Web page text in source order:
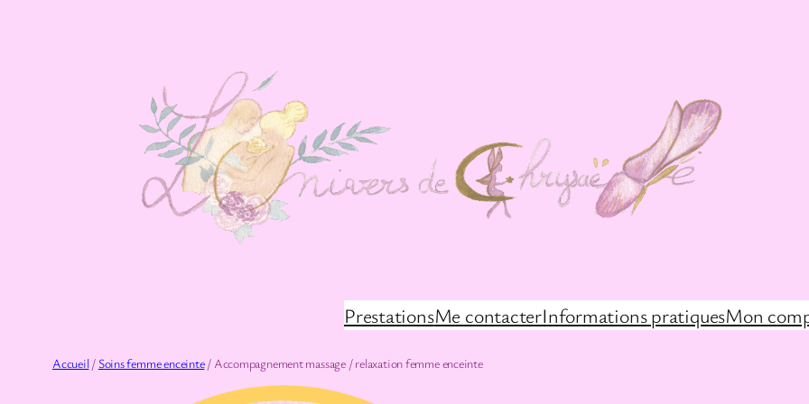
PrestationsMe contacterInformations pratiquesMon
Accueil/ Soins femme enceinte/ Accompagnement massage / relaxation femme enceinte